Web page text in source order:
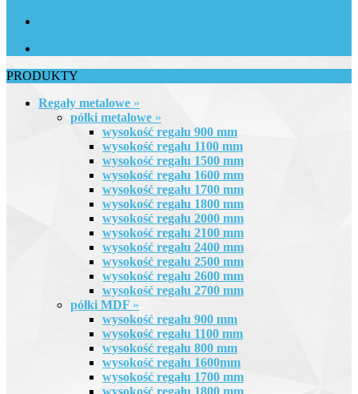
PRODUKTY
Regały metalowe »
półki metalowe »
wysokość regału 900 mm
wysokość regału 1100 mm
wysokość regału 1500 mm
wysokość regału 1600 mm
wysokość regału 1700 mm
wysokość regału 1800 mm
wysokość regału 2000 mm
wysokość regału 2100 mm
wysokość regału 2400 mm
wysokość regału 2500 mm
wysokość regału 2600 mm
wysokość regału 2700 mm
półki MDF »
wysokość regału 900 mm
wysokość regału 1100 mm
wysokość regału 800 mm
wysokość regału 1600mm
wysokość regału 1700 mm
wysokość regału 1800 mm